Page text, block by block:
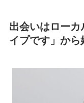
出会いはローカ
イプです」から